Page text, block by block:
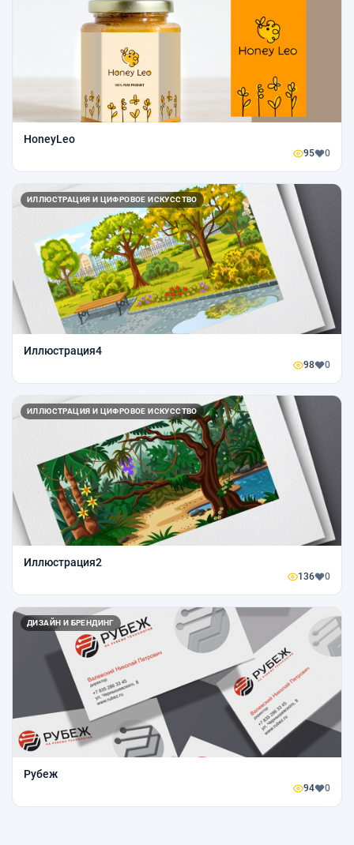
HoneyLeo
95 0
ИЛЛЮСТРАЦИЯ И ЦИФРОВОЕ ИСКУССТВО
Иллюстрация4
98 0
ИЛЛЮСТРАЦИЯ И ЦИФРОВОЕ ИСКУССТВО
Иллюстрация2
136 0
ДИЗАЙН И БРЕНДИНГ
Рубеж
94 0